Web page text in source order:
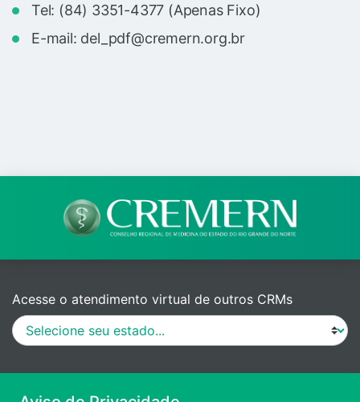
Tel: (84) 3351-4377 (Apenas Fixo)
E-mail: del_pdf@cremern.org.br
Acesse o atendimento virtual de outros CRMs